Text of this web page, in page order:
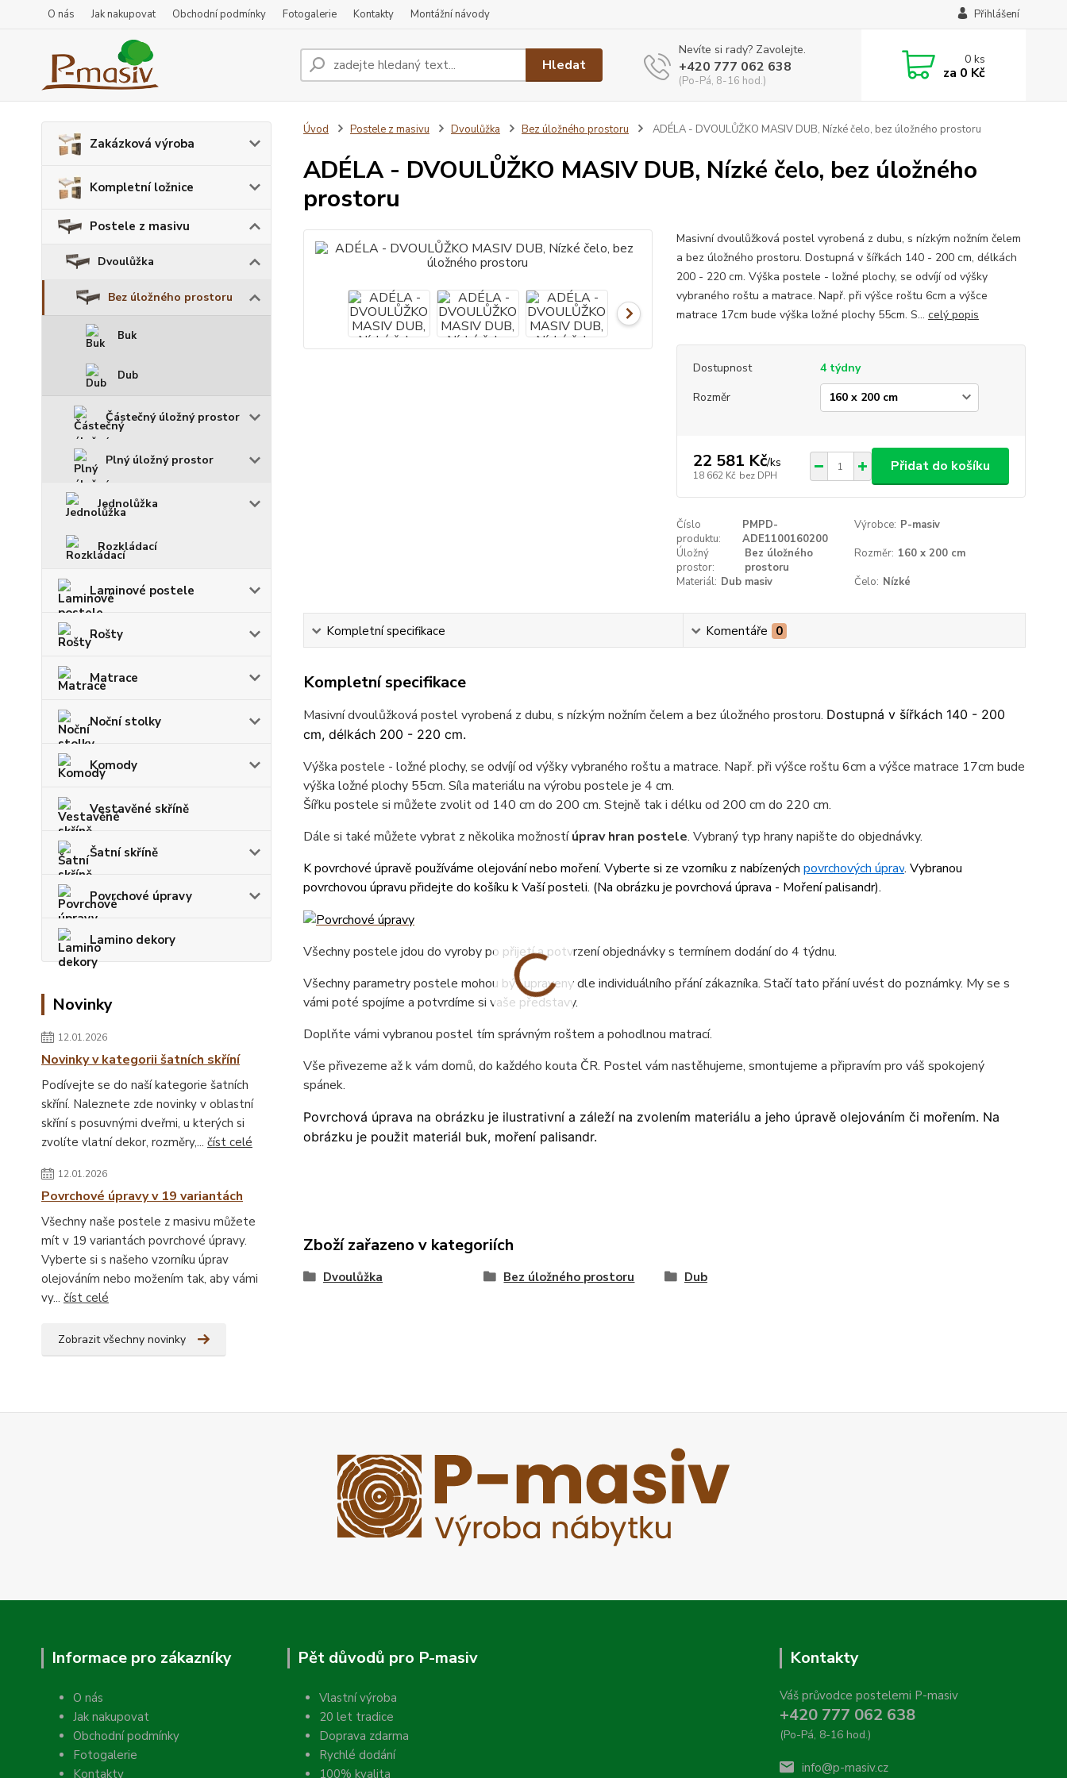
O nás Jak nakupovat Obchodní podmínky Fotogalerie Kontakty Montážní návody Přihlášení
Hledat
Nevíte si rady? Zavolejte.
+420 777 062 638
(Po-Pá, 8-16 hod.)
0ks
za 0 Kč
Zakázková výroba
Kompletní ložnice
Postele z masivu
Dvoulůžka
Bez úložného prostoru
Buk
Dub
Částečný úložný prostor
Plný úložný prostor
Jednolůžka
Rozkládací
Laminové postele
Rošty
Matrace
Noční stolky
Komody
Vestavěné skříně
Šatní skříně
Povrchové úpravy
Lamino dekory
Novinky
12.01.2026
Novinky v kategorii šatních skříní
Podívejte se do naší kategorie šatních
skříní. Naleznete zde novinky v oblastní
skříní s posuvnými dveřmi, u kterých si
zvolíte vlatní dekor, rozměry,... číst celé
12.01.2026
Povrchové úpravy v 19 variantách
Všechny naše postele z masivu můžete
mít v 19 variantách povrchové úpravy.
Vyberte si s našeho vzorníku úprav
olejováním nebo možením tak, aby vámi
vy... číst celé
Zobrazit všechny novinky
Úvod Postele z masivu Dvoulůžka Bez úložného prostoru ADÉLA - DVOULŮŽKO MASIV DUB, Nízké čelo, bez úložného prostoru
ADÉLA - DVOULŮŽKO MASIV DUB, Nízké čelo, bez úložného
prostoru
Masivní dvoulůžková postel vyrobená z dubu, s nízkým nožním čelem
a bez úložného prostoru. Dostupná v šířkách 140 - 200 cm, délkách
200 - 220 cm. Výška postele - ložné plochy, se odvíjí od výšky
vybraného roštu a matrace. Např. při výšce roštu 6cm a výšce
matrace 17cm bude výška ložné plochy 55cm. S... celý popis
Dostupnost
4 týdny
Rozměr
22 581 Kč/ks
18 662 Kč bez DPH
Přidat do košíku
Číslo
produktu:
PMPD-
ADE1100160200
Výrobce: P-masiv
Úložný
prostor:
Bez úložného
prostoru
Rozměr: 160 x 200 cm
Materiál: Dub masiv Čelo: Nízké
Kompletní specifikace Komentáře 0
Kompletní specifikace
Masivní dvoulůžková postel vyrobená z dubu, s nízkým nožním čelem a bez úložného prostoru. Dostupná v šířkách 140 - 200
cm, délkách 200 - 220 cm.
Výška postele - ložné plochy, se odvíjí od výšky vybraného roštu a matrace. Např. při výšce roštu 6cm a výšce matrace 17cm bude
výška ložné plochy 55cm. Síla materiálu na výrobu postele je 4 cm.
Šířku postele si můžete zvolit od 140 cm do 200 cm. Stejně tak i délku od 200 cm do 220 cm.
Dále si také můžete vybrat z několika možnostíúprav hran postele. Vybraný typ hrany napište do objednávky.
K povrchové úpravě používáme olejování nebo moření. Vyberte si ze vzorníku z nabízených povrchových úprav. Vybranou
povrchovou úpravu přidejte do košíku k Vaší posteli. (Na obrázku je povrchová úprava - Moření palisandr).
Všechny postele jdou do vyroby po přijetí a potvrzení objednávky s termínem dodání do 4 týdnu.
Všechny parametry postele mohou být upraveny dle individuálního přání zákazníka. Stačí tato přání uvést do poznámky. My se s
vámi poté spojíme a potvrdíme si vaše představy.
Doplňte vámi vybranou postel tím správným roštem a pohodlnou matrací.
Vše přivezeme až k vám domů, do každého kouta ČR. Postel vám nastěhujeme, smontujeme a připravím pro váš spokojený
spánek.
Povrchová úprava na obrázku je ilustrativní a záleží na zvolením materiálu a jeho úpravě olejováním či mořením. Na
obrázku je použit materiál buk, moření palisandr.
Zboží zařazeno v kategoriích
Dvoulůžka Bez úložného prostoru Dub
Informace pro zákazníky
O nás
Jak nakupovat
Obchodní podmínky
Fotogalerie
Kontakty
Pět důvodů pro P-masiv
Vlastní výroba
20 let tradice
Doprava zdarma
Rychlé dodání
100% kvalita
Kontakty
Váš průvodce postelemi P-masiv
+420 777 062 638
(Po-Pá, 8-16 hod.)
info@p-masiv.cz